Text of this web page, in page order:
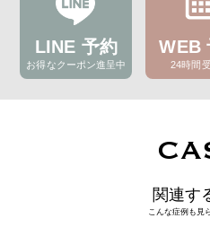
LINE 予約
お得なクーポン進呈中
WEB
24時間
関連す
こんな症例も見